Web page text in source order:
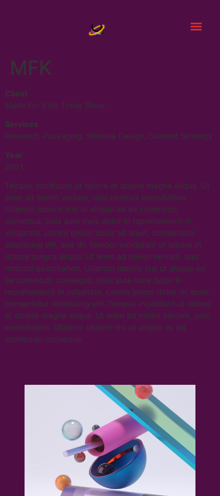
MFK
Client
Made For Kids Trade Show
Services
Research, Packaging, Website Design, Content Strategy
Year
2021
Tempor incididunt ut labore et dolore magna aliqua. Ut
enim ad minim veniam, quis nostrud exercitation.
Ullamco laboris nisi ut aliquip ex ea commodo
consequa. Duis aute irure dolor in reprehenderit in
voluptate. Lorem ipsum dolor sit amet, consectetur
adipiscing elit, sed do Tempor incididunt ut labore et
dolore magna aliqua. Ut enim ad minim veniam, quis
nostrud exercitation. Ullamco laboris nisi ut aliquip ex
ea commodo consequa. Duis aute irure dolor in
reprehenderit in voluptate. Lorem ipsum dolor sit amet,
consectetur adipiscing elit. Tempor incididunt ut labore
et dolore magna aliqua. Ut enim ad minim veniam, quis
exercitation. Ullamco laboris nisi ut aliquip ex ea
commodo consequa.